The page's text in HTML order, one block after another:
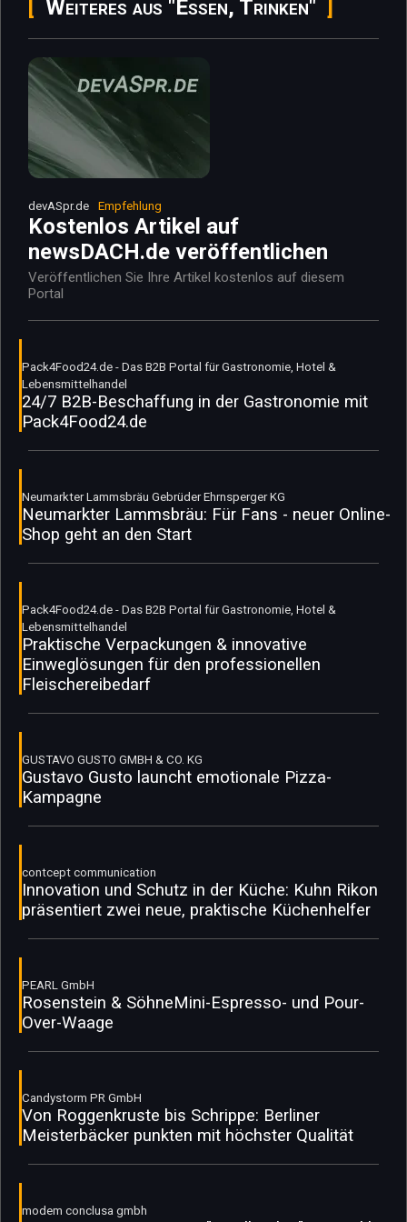
Weiteres aus "Essen, Trinken"
devASpr.de Empfehlung
Kostenlos Artikel auf
newsDACH.de veröffentlichen
Veröffentlichen Sie Ihre Artikel kostenlos auf diesem
Portal
Pack4Food24.de - Das B2B Portal für Gastronomie, Hotel &
Lebensmittelhandel
24/7 B2B-Beschaffung in der Gastronomie mit
Pack4Food24.de
Neumarkter Lammsbräu Gebrüder Ehrnsperger KG
Neumarkter Lammsbräu: Für Fans - neuer Online-
Shop geht an den Start
Pack4Food24.de - Das B2B Portal für Gastronomie, Hotel &
Lebensmittelhandel
Praktische Verpackungen & innovative
Einweglösungen für den professionellen
Fleischereibedarf
GUSTAVO GUSTO GMBH & CO. KG
Gustavo Gusto launcht emotionale Pizza-
Kampagne
contcept communication
Innovation und Schutz in der Küche: Kuhn Rikon
präsentiert zwei neue, praktische Küchenhelfer
PEARL GmbH
Rosenstein & SöhneMini-Espresso- und Pour-
Over-Waage
Candystorm PR GmbH
Von Roggenkruste bis Schrippe: Berliner
Meisterbäcker punkten mit höchster Qualität
modem conclusa gmbh